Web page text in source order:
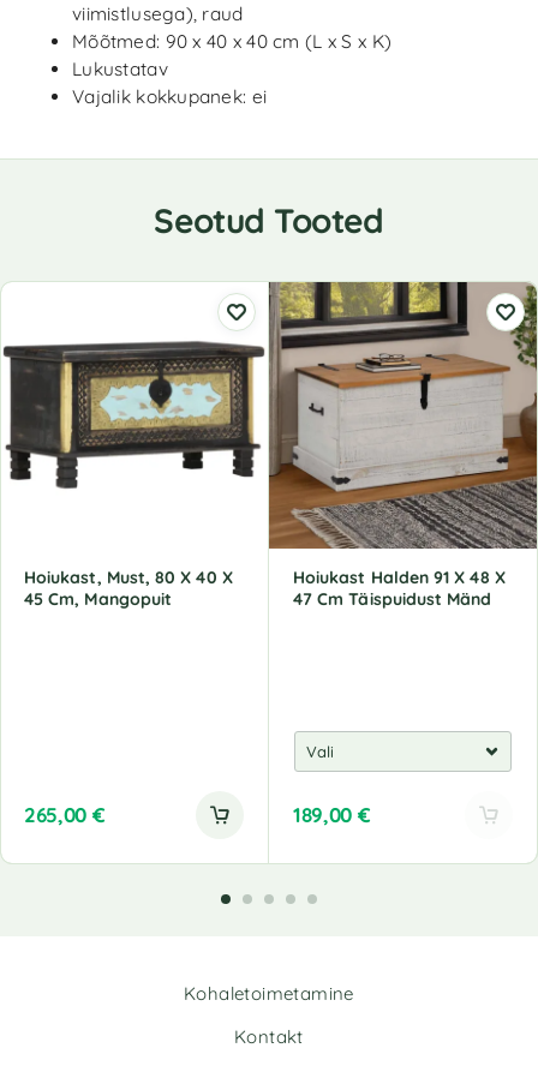
viimistlusega), raud
Mõõtmed: 90 x 40 x 40 cm (L x S x K)
Lukustatav
Vajalik kokkupanek: ei
Seotud Tooted
Hoiukast, Must, 80 X 40 X
45 Cm, Mangopuit
265,00 €
Hoiukast Halden 91 X 48 X
47 Cm Täispuidust Mänd
189,00 €
Kohaletoimetamine
Kontakt